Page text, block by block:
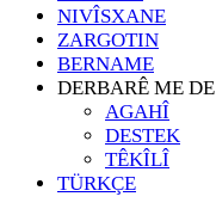
NIVÎSXANE
ZARGOTIN
BERNAME
DERBARÊ ME DE
AGAHÎ
DESTEK
TÊKÎLÎ
TÜRKÇE